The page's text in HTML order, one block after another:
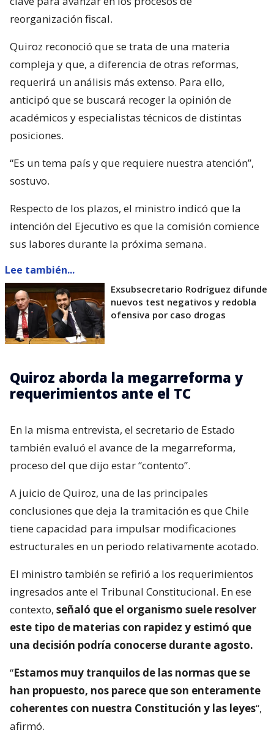
reorganización fiscal.
Quiroz reconoció que se trata de una materia
compleja y que, a diferencia de otras reformas,
requerirá un análisis más extenso. Para ello,
anticipó que se buscará recoger la opinión de
académicos y especialistas técnicos de distintas
posiciones.
“Es un tema país y que requiere nuestra atención”,
sostuvo.
Respecto de los plazos, el ministro indicó que la
intención del Ejecutivo es que la comisión comience
sus labores durante la próxima semana.
Lee también...
Exsubsecretario Rodríguez difunde
nuevos test negativos y redobla
ofensiva por caso drogas
Quiroz aborda la megarreforma y
requerimientos ante el TC
En la misma entrevista, el secretario de Estado
también evaluó el avance de la megarreforma,
proceso del que dijo estar “contento”.
A juicio de Quiroz, una de las principales
conclusiones que deja la tramitación es que Chile
tiene capacidad para impulsar modificaciones
estructurales en un periodo relativamente acotado.
El ministro también se refirió a los requerimientos
ingresados ante el Tribunal Constitucional. En ese
contexto, señaló que el organismo suele resolver
este tipo de materias con rapidez y estimó que
una decisión podría conocerse durante agosto.
“Estamos muy tranquilos de las normas que se
han propuesto, nos parece que son enteramente
coherentes con nuestra Constitución y las leyes“,
afirmó.